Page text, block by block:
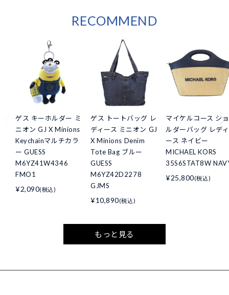
RECOMMEND
ゲス キーホルダー ミ
ニオン GJ X Minions
Keychainマルチカラ
ー GUESS
M6YZ41W4346
FMO1
¥2,090(税込)
ゲス トートバッグ レ
ディース ミニオン GJ
X Minions Denim
Tote Bag ブルー
GUESS
M6YZ42D2278
GJMS
¥10,890(税込)
マイケルコース ショ
ルダーバッグ レディ
ース ネイビー
MICHAEL KORS
35S6STAT8W
¥25,800(税込)
もっと見る